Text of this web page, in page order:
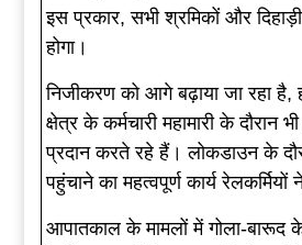
इस प्रकार, सभी श्रमिकों और
होगा।
निजीकरण को आगे बढ़ाया जा रहा है,
क्षेत्र के कर्मचारी महामारी के दौरान
प्रदान करते रहे हैं। लोकडाउन के
पहुंचाने का महत्वपूर्ण कार्य रेलकर्मियों
आपातकाल के मामलों में गोला-बारूद